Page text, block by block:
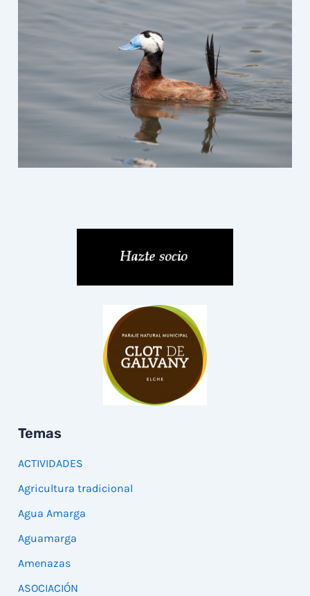
Temas
ACTIVIDADES
Agricultura tradicional
Agua Amarga
Aguamarga
Amenazas
ASOCIACIÓN